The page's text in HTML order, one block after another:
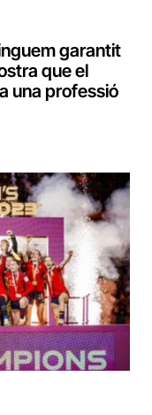
garantit
que el
una professió